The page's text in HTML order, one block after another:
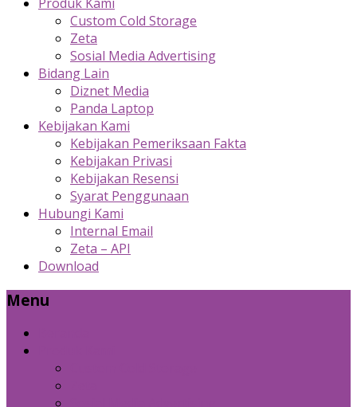
Custom Cold Storage
Zeta
Sosial Media Advertising
Bidang Lain
Diznet Media
Panda Laptop
Kebijakan Kami
Kebijakan Pemeriksaan Fakta
Kebijakan Privasi
Kebijakan Resensi
Syarat Penggunaan
Hubungi Kami
Internal Email
Zeta – API
Download
Menu